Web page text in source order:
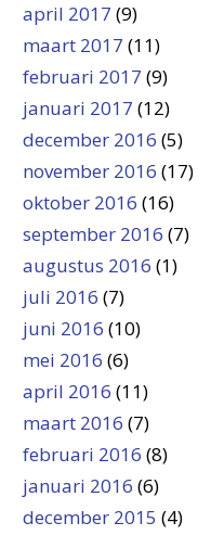
april 2017 (9)
maart 2017 (11)
februari 2017 (9)
januari 2017 (12)
december 2016 (5)
november 2016 (17)
oktober 2016 (16)
september 2016 (7)
augustus 2016 (1)
juli 2016 (7)
juni 2016 (10)
mei 2016 (6)
april 2016 (11)
maart 2016 (7)
februari 2016 (8)
januari 2016 (6)
december 2015 (4)